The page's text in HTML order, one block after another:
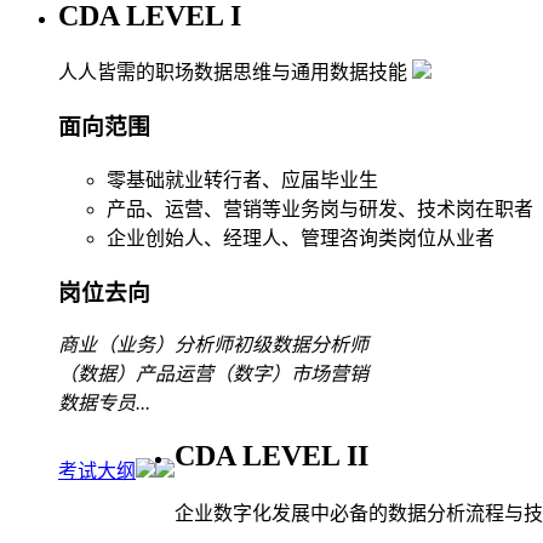
CDA LEVEL I
人人皆需的职场数据思维与通用数据技能
面向范围
零基础就业转行者、应届毕业生
产品、运营、营销等业务岗与研发、技术岗在职者
企业创始人、经理人、管理咨询类岗位从业者
岗位去向
商业（业务）分析师初级数据分析师
（数据）产品运营（数字）市场营销
数据专员...
考试大纲 CDA LEVEL II
企业数字化发展中必备的数据分析流程与